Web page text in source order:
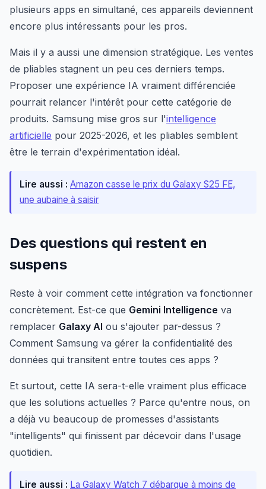
plusieurs apps en simultané, ces appareils deviennent
encore plus intéressants pour les pros.
Mais il y a aussi une dimension stratégique. Les ventes
de pliables stagnent un peu ces derniers temps.
Proposer une expérience IA vraiment différenciée
pourrait relancer l'intérêt pour cette catégorie de
produits. Samsung mise gros sur l'intelligence
artificielle pour 2025-2026, et les pliables semblent
être le terrain d'expérimentation idéal.
Lire aussi : Amazon casse le prix du Galaxy S25 FE,
une aubaine à saisir
Des questions qui restent en
suspens
Reste à voir comment cette intégration va fonctionner
concrètement. Est-ce que Gemini Intelligence va
remplacer Galaxy AI ou s'ajouter par-dessus ?
Comment Samsung va gérer la confidentialité des
données qui transitent entre toutes ces apps ?
Et surtout, cette IA sera-t-elle vraiment plus efficace
que les solutions actuelles ? Parce qu'entre nous, on
a déjà vu beaucoup de promesses d'assistants
"intelligents" qui finissent par décevoir dans l'usage
quotidien.
Lire aussi : La Galaxy Watch 7 débarque à moins de